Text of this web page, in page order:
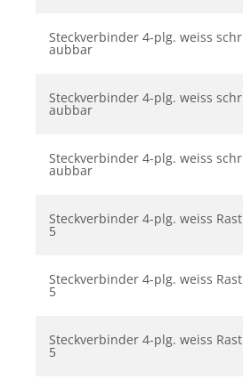
Steckverbinder 4-plg. weiss schr
aubbar
Steckverbinder 4-plg. weiss schr
aubbar
Steckverbinder 4-plg. weiss schr
aubbar
Steckverbinder 4-plg. weiss Rast
5
Steckverbinder 4-plg. weiss Rast
5
Steckverbinder 4-plg. weiss Rast
5